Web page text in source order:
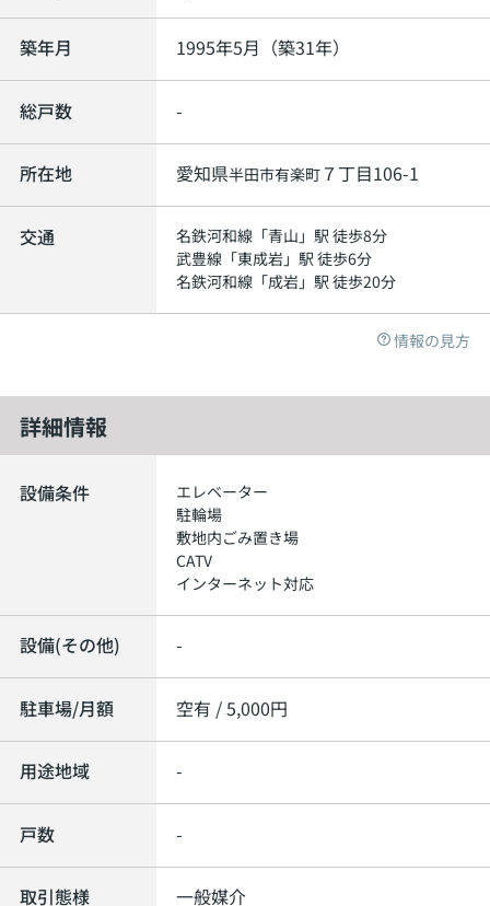
築年月 1995年5月（築31年）
総戸数 -
所在地 愛知県半田市有楽町 ７丁目106-1
交通 名鉄河和線 「青山 」駅 徒歩8分
武豊線 「東成岩」駅 徒歩6分
名鉄河和線 「成岩」駅 徒歩20分
情報の見方
詳細情報
設備条件
エレベーター
駐輪場
敷地内ごみ置き場
CATV
インターネット対応
設備(その他) -
駐車場/月額 空有 / 5,000円
用途地域 -
戸数 -
取引態様 一般媒介